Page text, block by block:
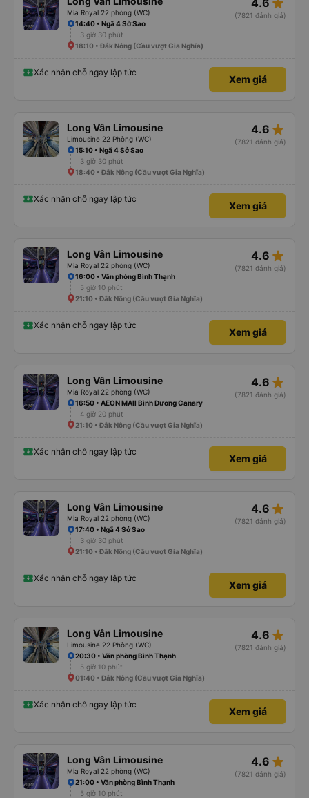
Mia Royal 22 phòng (WC)
4.6
(7821 đánh giá)
14:40 • Ngã 4 Sở Sao
3 giờ 30 phút
18:10 • Đắk Nông (Cầu vượt Gia Nghĩa)
Xác nhận chỗ ngay lập tức
Xem giá
Long Vân Limousine
Limousine 22 Phòng (WC)
4.6 star_rate
(7821 đánh giá)
15:10 • Ngã 4 Sở Sao
3 giờ 30 phút
18:40 • Đắk Nông (Cầu vượt Gia Nghĩa)
Xác nhận chỗ ngay lập tức
Xem giá
Long Vân Limousine
Mia Royal 22 phòng (WC)
4.6 star_rate
(7821 đánh giá)
16:00 • Văn phòng Bình Thạnh
5 giờ 10 phút
21:10 • Đắk Nông (Cầu vượt Gia Nghĩa)
Xác nhận chỗ ngay lập tức
Xem giá
Long Vân Limousine
Mia Royal 22 phòng (WC)
4.6 star_rate
(7821 đánh giá)
16:50 • AEON MAll Bình Dương Canary
4 giờ 20 phút
21:10 • Đắk Nông (Cầu vượt Gia Nghĩa)
Xác nhận chỗ ngay lập tức
Xem giá
Long Vân Limousine
Mia Royal 22 phòng (WC)
4.6 star_rate
(7821 đánh giá)
17:40 • Ngã 4 Sở Sao
3 giờ 30 phút
21:10 • Đắk Nông (Cầu vượt Gia Nghĩa)
Xác nhận chỗ ngay lập tức
Xem giá
Long Vân Limousine
Limousine 22 Phòng (WC)
4.6 star_rate
(7821 đánh giá)
20:30 • Văn phòng Bình Thạnh
5 giờ 10 phút
01:40 • Đắk Nông (Cầu vượt Gia Nghĩa)
Xác nhận chỗ ngay lập tức
Xem giá
Long Vân Limousine
Mia Royal 22 phòng (WC)
4.6 star_rate
(7821 đánh giá)
21:00 • Văn phòng Bình Thạnh
5 giờ 10 phút